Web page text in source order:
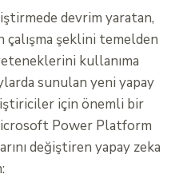
devrim yaratan,
şeklini temelden
kullanıma
sunulan yeni yapay
için önemli bir
Power Platform
değiştiren yapay zeka